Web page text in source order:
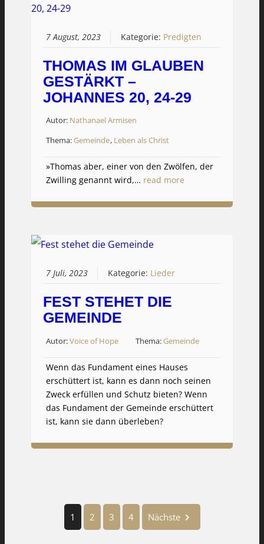
7 August, 2023 Kategorie: Predigten
THOMAS IM GLAUBEN
GESTÄRKT –
JOHANNES 20, 24-29
Autor: Nathanael Armisen
Thema:Gemeinde, Leben als Christ
»Thomas aber, einer von den Zwölfen, der
Zwilling genannt wird,… read more
7 Juli, 2023 Kategorie: Lieder
FEST STEHET DIE
GEMEINDE
Autor:Voice of Hope Thema:Gemeinde
Wenn das Fundament eines Hauses
erschüttert ist, kann es dann noch seinen
Zweck erfüllen und Schutz bieten? Wenn
das Fundament der Gemeinde erschüttert
ist, kann sie dann überleben?
1 2 3 4 Nächste